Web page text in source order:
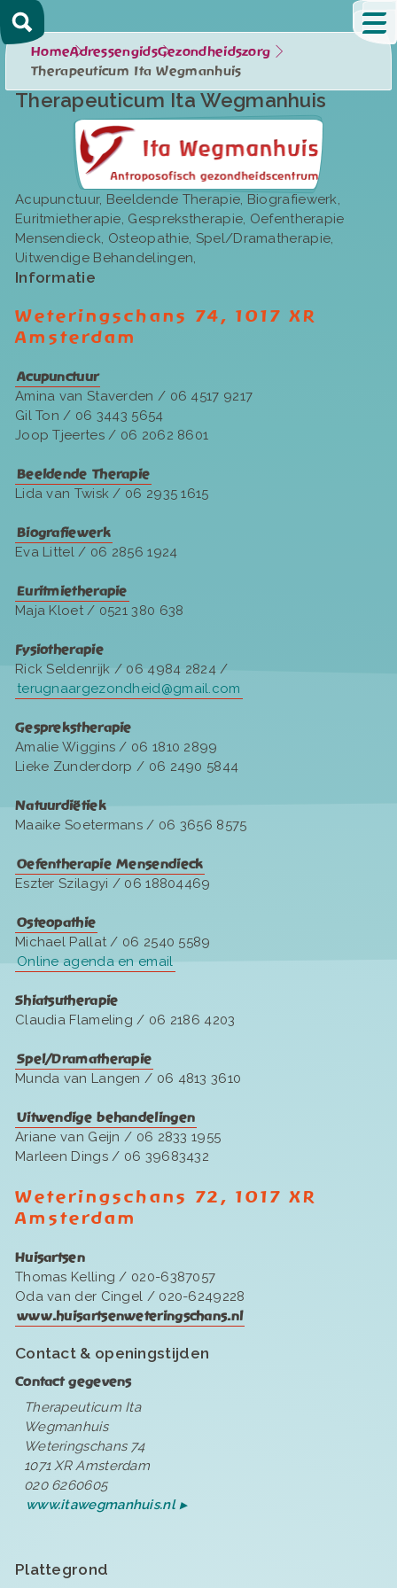
HomeAdressengidsGezondheidszorg
Therapeuticum Ita Wegmanhuis
Therapeuticum Ita Wegmanhuis
Acupunctuur, Beeldende Therapie, Biografiewerk,
Euritmietherapie, Gesprekstherapie, Oefentherapie
Mensendieck, Osteopathie, Spel/Dramatherapie,
Uitwendige Behandelingen,
Informatie
Weteringschans 74, 1017 XR
Amsterdam
Acupunctuur
Amina van Staverden / 06 4517 9217
Gil Ton / 06 3443 5654
Joop Tjeertes / 06 2062 8601
Beeldende Therapie
Lida van Twisk / 06 2935 1615
Biografiewerk
Eva Littel / 06 2856 1924
Euritmietherapie
Maja Kloet / 0521 380 638
Fysiotherapie
Rick Seldenrijk / 06 4984 2824 /
terugnaargezondheid@gmail.com
Gesprekstherapie
Amalie Wiggins / 06 1810 2899
Lieke Zunderdorp / 06 2490 5844
Natuurdiëtiek
Maaike Soetermans / 06 3656 8575
Oefentherapie Mensendieck
Eszter Szilagyi / 06 18804469
Osteopathie
Michael Pallat / 06 2540 5589
Online agenda en email
Shiatsutherapie
Claudia Flameling / 06 2186 4203
Spel/Dramatherapie
Munda van Langen / 06 4813 3610
Uitwendige behandelingen
Ariane van Geijn / 06 2833 1955
Marleen Dings / 06 39683432
Weteringschans 72, 1017 XR
Amsterdam
Huisartsen
Thomas Kelling / 020-6387057
Oda van der Cingel / 020-6249228
www.huisartsenweteringschans.nl
Contact & openingstijden
Contact gegevens
Therapeuticum Ita
Wegmanhuis
Weteringschans 74
1071 XR Amsterdam
020 6260605
www.itawegmanhuis.nl
Plattegrond